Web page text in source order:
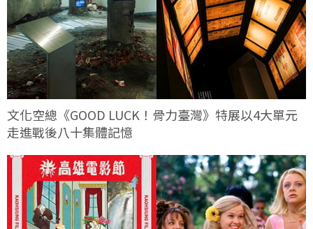
文化空總《GOOD LUCK！骨力臺灣》特展以4大單元
走進戰後八十集體記憶